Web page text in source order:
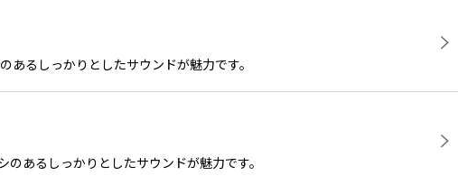
るしっかりとしたサウンドが魅力です。
あるしっかりとしたサウンドが魅力です。